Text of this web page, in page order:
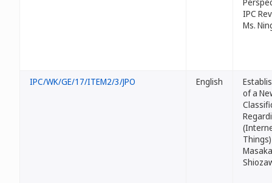
IPC
Ms.
IPC/WK/GE/17/ITEM2/3/JPO English
of a